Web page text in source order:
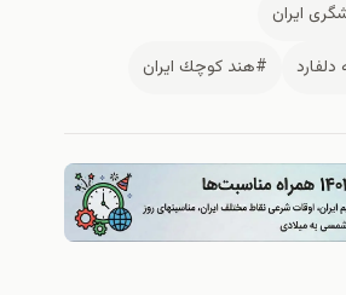
ایران
#هند كوچك ایران